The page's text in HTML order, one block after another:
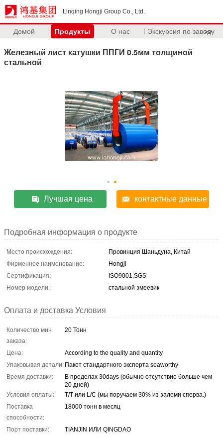
Linqing Hongji Group Co., Ltd.
Домой Продукты О нас Экскурсия по заводу
>>
Железный лист катушки ППГИ 0.5мм толщиной
стальной
Лучшая цена контактные данные
Подробная информация о продукте
Место происхождения:
Провинция Шаньдуна, Китай
Фирменное наименование:
Hongji
Сертификация:
ISO9001,SGS
Номер модели:
стальной змеевик
Оплата и доставка Условия
Количество мин
заказа:
20 Тонн
Цена:
According to the quality and quantity
Упаковывая детали: Пакет стандартного экспорта seaworthy
Время доставки:
В пределах 30days (обычно отсутствие больше чем
20 дней)
Условия оплаты:
T/T или L/C (мы поручаем 30% из залеми сперва.)
Поставка
способности:
18000 тонн в месяц
Порт поставки: TIANJIN ИЛИ QINGDAO